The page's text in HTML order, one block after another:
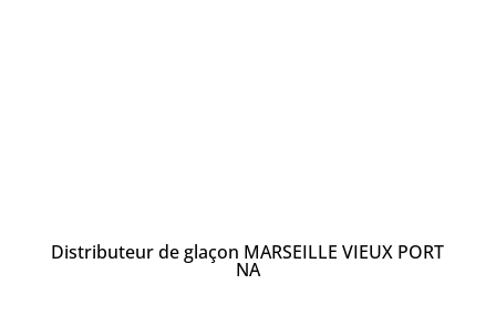
Distributeur de glaçon MARSEILLE VIEUX PORT
NA